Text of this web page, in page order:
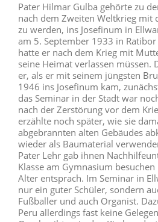
Pater Hilmar Gulba gehörte zu
nach dem Zweiten Weltkrieg mit
zu werden, ins Josefinum in
am 5. September 1933 in
hatte er nach dem Krieg mit
seine Heimat verlassen müssen.
er, als er mit seinem jüngsten
1946 ins Josefinum kam,
das Seminar in der Stadt war
nach der Zerstörung vor dem
erzählte noch später, wie sie
abgebrannten alten Gebäudes
wieder als Baumaterial
Pater Lehr gab ihnen
Klasse am Gymnasium
Alter entsprach. Im Seminar in
nur ein guter Schüler, sondern
Fußballer und auch Organist.
Peru allerdings fast keine